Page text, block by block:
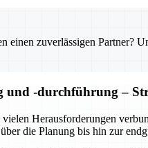
einen zuverlässigen Partner?
und -durchführung –
Herausforderungen
die Planung bis hin zur